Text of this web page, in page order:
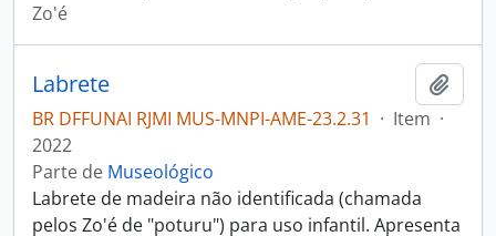
Zo'é
Labrete
BR DFFUNAI RJMI MUS-MNPI-AME-23.2.31 · Item ·
2022
Parte de Museológico
Labrete de madeira não identificada (chamada
pelos Zo'é de "poturu") para uso infantil. Apresenta